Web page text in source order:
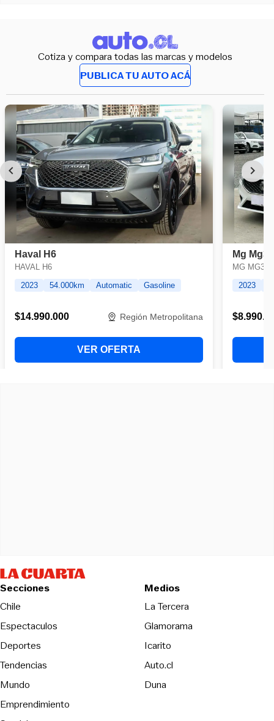
Cotiza y compara todas las marcas y modelos
PUBLICA TU AUTO ACÁ
Secciones
Chile
Espectaculos
Deportes
Tendencias
Mundo
Emprendimiento
Medios
La TerceraOpens in new
Glamorama
Icarito
Auto.cl
DunaOpens in new window